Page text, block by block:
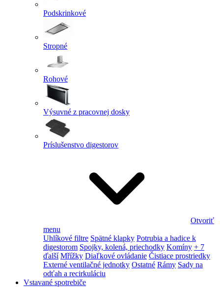
Podskrinkové
Stropné
Rohové
Výsuvné z pracovnej dosky
Príslušenstvo digestorov
Otvoriť
menu
Uhlíkové filtre Spätné klapky Potrubia a hadice k
digestorom Spojky, kolená, priechodky Komíny + 7
ďalší Mřížky Diaľkové ovládanie Čistiace prostriedky
Externé ventilačné jednotky Ostatné Rámy Sady na
odťah a recirkuláciu
Vstavané spotrebiče